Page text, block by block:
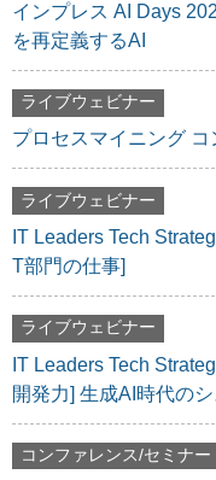
インプレス AI Days
を再定義するAI
ライブウェビナー
プロセスマイニング
ライブウェビナー
IT Leaders Tech
T部門の仕事]
ライブウェビナー
IT Leaders Tech
開発力] 生成AI時代の
コンファレンス/セミナー